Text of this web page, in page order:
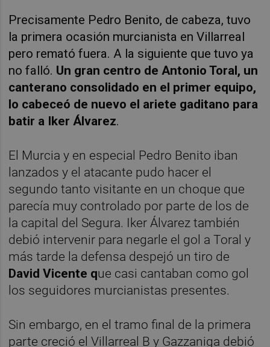
Precisamente Pedro Benito, de cabeza, tuvo
la primera ocasión murcianista en Villarreal
pero remató fuera. A la siguiente que tuvo ya
no falló. Un gran centro de Antonio Toral, un
canterano consolidado en el primer equipo,
lo cabeceó de nuevo el ariete gaditano para
batir a Iker Álvarez.
El Murcia y en especial Pedro Benito iban
lanzados y el atacante pudo hacer el
segundo tanto visitante en un choque que
parecía muy controlado por parte de los de
la capital del Segura. Iker Álvarez también
debió intervenir para negarle el gol a Toral y
más tarde la defensa despejó un tiro de
David Vicente que casi cantaban como gol
los seguidores murcianistas presentes.
Sin embargo, en el tramo final de la primera
parte creció el Villarreal B y Gazzaniga debió